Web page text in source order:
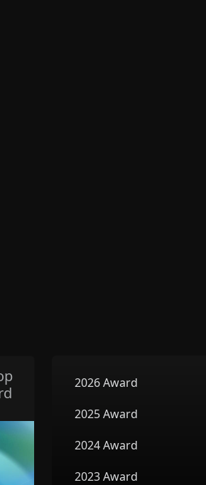
2026 Award
2025 Award
2024 Award
2023 Award